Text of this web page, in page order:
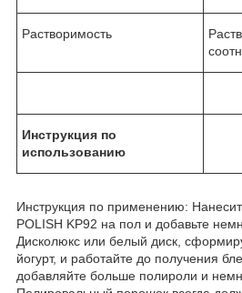
Растворимость
Инструкция по
использованию
Инструкция по применению:
POLISH KP92 на пол и добавьте
Дисколюкс или белый диск,
йогурт, и работайте до получения
добавляйте больше полироли и